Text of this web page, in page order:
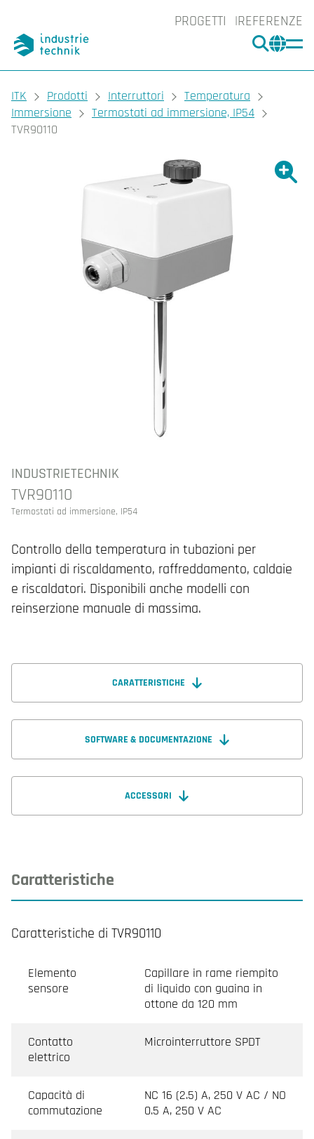
PROGETTI REFERENZE
CERCA
You are here:
ITK Prodotti Interruttori
Temperatura
Immersione
Termostati ad immersione, IP54
TVR90110
INDUSTRIETECHNIK
TVR90110
Termostati ad immersione, IP54
Controllo della temperatura in tubazioni per
impianti di riscaldamento, raffreddamento, caldaie
e riscaldatori. Disponibili anche modelli con
reinserzione manuale di massima.
CARATTERISTICHE
SOFTWARE & DOCUMENTAZIONE
ACCESSORI
Caratteristiche
Caratteristiche di TVR90110
Elemento
sensore
Capillare in rame riempito
di liquido con guaina in
ottone da 120 mm
Contatto
elettrico
Microinterruttore SPDT
Capacità di
commutazione
NC 16 (2.5) A, 250 V AC / NO
0.5 A, 250 V AC